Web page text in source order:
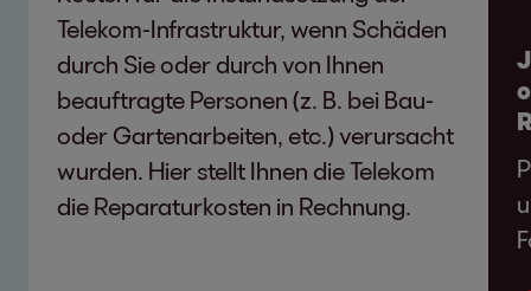
Telekom-Infrastruktur, wenn Schäden
durch Sie oder durch von Ihnen
beauftragte Personen (z. B. bei Bau-
oder Gartenarbeiten, etc.) verursacht
wurden. Hier stellt Ihnen die Telekom
die Reparaturkosten in Rechnung.